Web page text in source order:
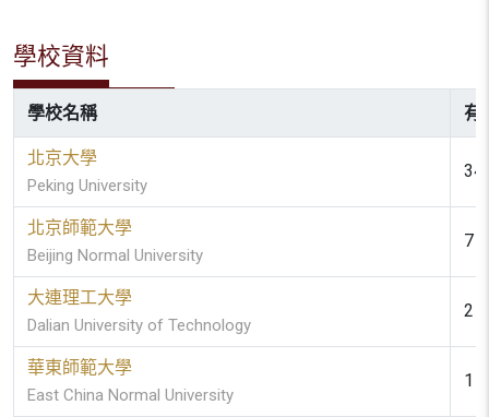
學校資料
學校名稱 有
北京大學
Peking University
34
北京師範大學
Beijing Normal University
7
大連理工大學
Dalian University of Technology
2 (
華東師範大學
East China Normal University
1